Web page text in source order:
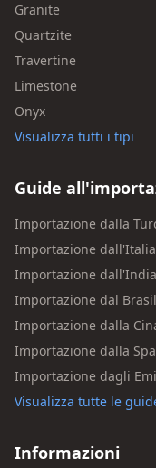
Granite
Quartzite
Travertine
Limestone
Onyx
Visualizza tutti i tipi
Guide
Importazione dalla
Importazione dall'Italia
Importazione dall'India
Importazione dal
Importazione dalla
Importazione dalla
Importazione dagli
Visualizza tutte le
Informazioni